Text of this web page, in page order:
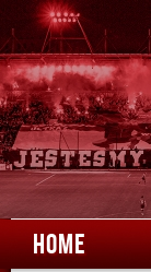
HOME